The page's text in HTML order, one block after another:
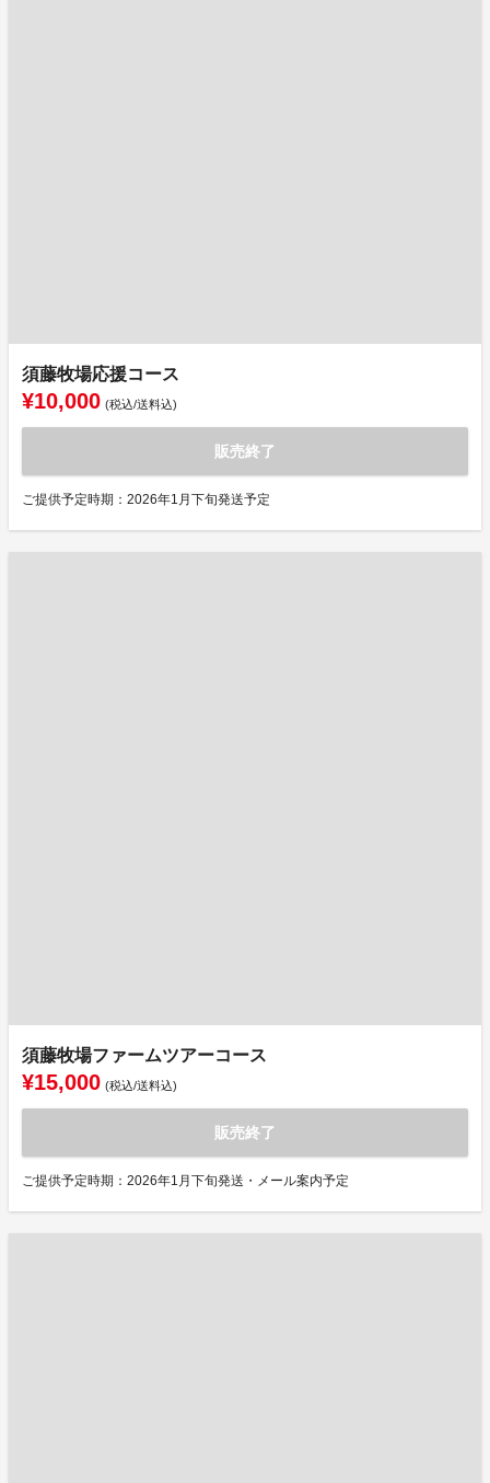
須藤牧場応援コース
¥10,000 (税込/送料込)
販売終了
ご提供予定時期：2026年1月下旬発送予定
須藤牧場ファームツアーコース
¥15,000 (税込/送料込)
販売終了
ご提供予定時期：2026年1月下旬発送・メール案内予定